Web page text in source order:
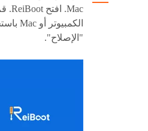
"الإصلاح".